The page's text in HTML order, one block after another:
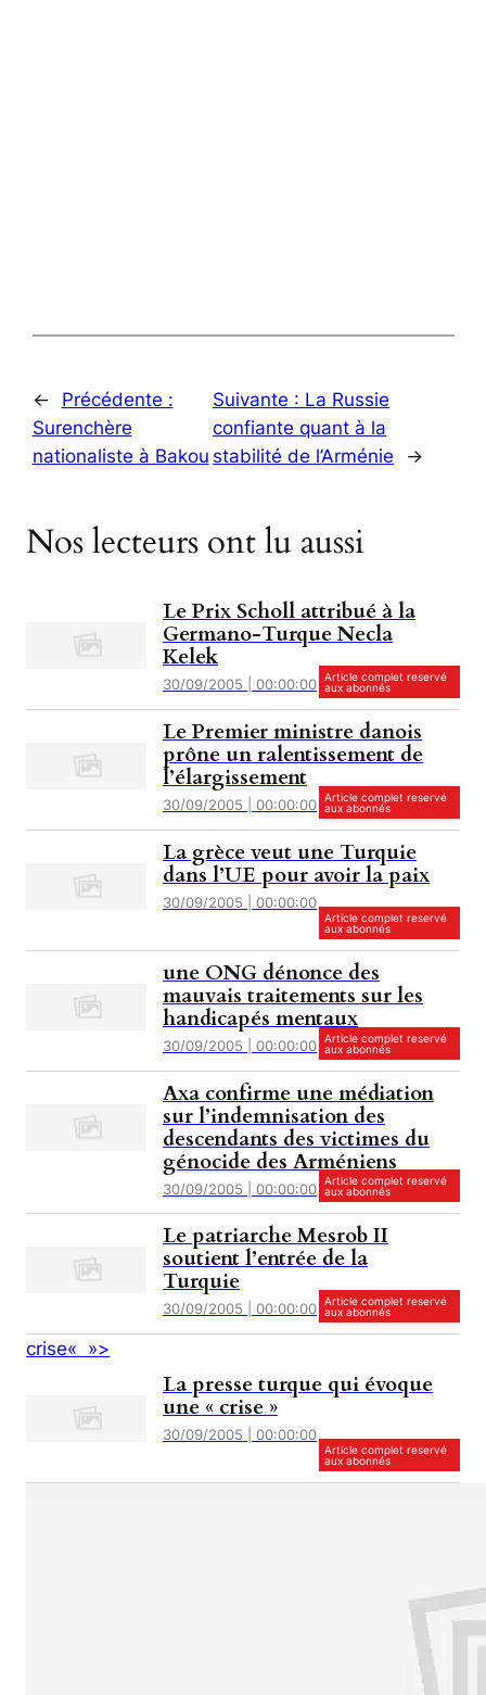
←
Précédente :
Surenchère
nationaliste à Bakou
Suivante : La Russie
confiante quant à la
stabilité de l’Arménie
→
Nos lecteurs ont lu aussi
Le Prix Scholl attribué à la
Germano-Turque Necla
Kelek
30/09/2005 | 00:00:00 Article complet reservé
aux abonnés
Le Premier ministre danois
prône un ralentissement de
l’élargissement
30/09/2005 | 00:00:00 Article complet reservé
aux abonnés
La grèce veut une Turquie
dans l’UE pour avoir la paix
30/09/2005 | 00:00:00
Article complet reservé
aux abonnés
une ONG dénonce des
mauvais traitements sur les
handicapés mentaux
30/09/2005 | 00:00:00 Article complet reservé
aux abonnés
Axa confirme une médiation
sur l’indemnisation des
descendants des victimes du
génocide des Arméniens
30/09/2005 | 00:00:00 Article complet reservé
aux abonnés
Le patriarche Mesrob II
soutient l’entrée de la
Turquie
30/09/2005 | 00:00:00 Article complet reservé
aux abonnés
crise« »>
La presse turque qui évoque
une « crise »
30/09/2005 | 00:00:00
Article complet reservé
aux abonnés